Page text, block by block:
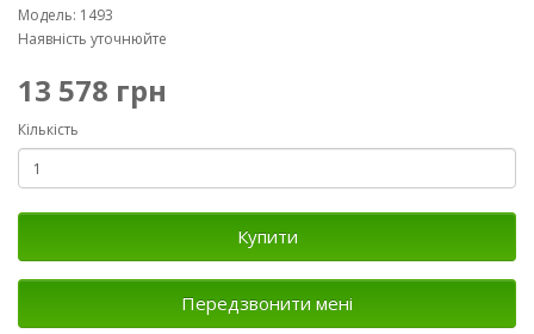
Модель: 1493
Наявність уточнюйте
13 578 грн
Кількість
Купити
Передзвонити мені